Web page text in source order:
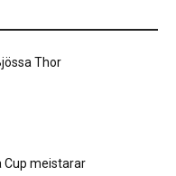
Thor
Cup meistarar